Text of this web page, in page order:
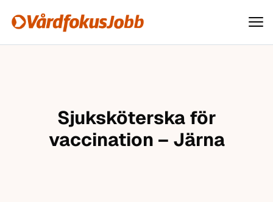
Hoppa till innehåll
Vårdfokusjobb
Sjuksköterska för
vaccination – Järna